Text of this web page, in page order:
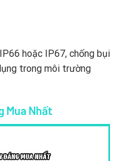
hoặc IP67, chống bụi
trong môi trường
Mua Nhất